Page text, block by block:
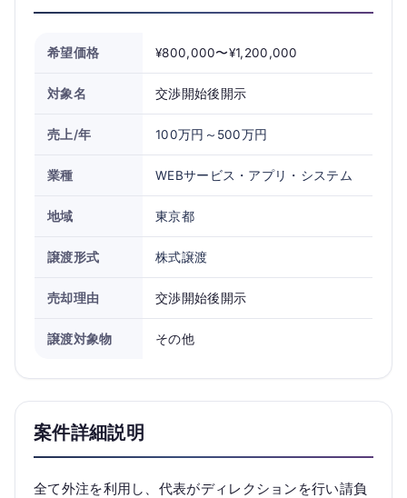
希望価格 ¥800,000〜¥1,200,000
対象名 交渉開始後開示
売上/年 100万円～500万円
業種 WEBサービス・アプリ・システム
地域 東京都
譲渡形式 株式譲渡
売却理由 交渉開始後開示
譲渡対象物 その他
案件詳細説明
全て外注を利用し、代表がディレクションを行い請負